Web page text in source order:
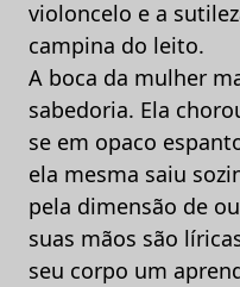
violoncelo e a
campina do leito.
A boca da mulher
sabedoria. Ela
se em opaco
ela mesma saiu
pela dimensão de
suas mãos são
seu corpo um